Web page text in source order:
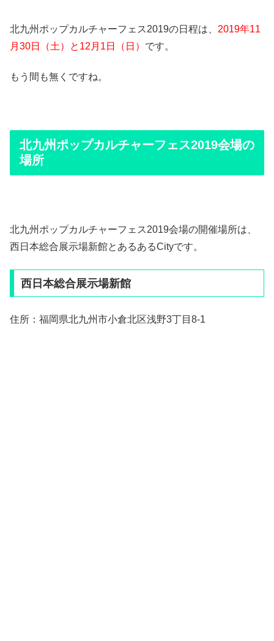
北九州ポップカルチャーフェス2019の日程は、 2019年11
月30日（土）と12月1日（日） です。
もう間も無くですね。
北九州ポップカルチャーフェス2019会場の
場所
北九州ポップカルチャーフェス2019会場の開催場所は、
西日本総合展示場新館とあるあるCityです。
西日本総合展示場新館
住所：福岡県北九州市小倉北区浅野3丁目8-1